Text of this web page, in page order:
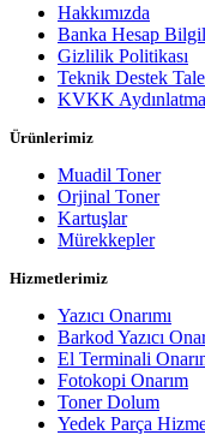
Hakkımızda
Banka Hesap
Gizlilik Politikası
Teknik Destek
KVKK
Ürünlerimiz
Muadil Toner
Orjinal Toner
Kartuşlar
Mürekkepler
Hizmetlerimiz
Yazıcı Onarımı
Barkod Yazıcı
El Terminali
Fotokopi Onarım
Toner Dolum
Yedek Parça